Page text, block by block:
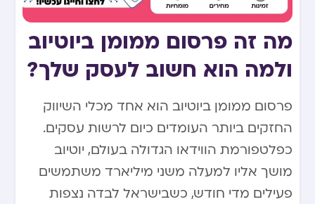
מה זה פרסום ממומן ביוטיוב
ולמה הוא חשוב לעסק שלך?
פרסום ממומן ביוטיוב הוא אחד מכלי השיווק
החזקים ביותר העומדים כיום לרשות עסקים.
כפלטפורמת הווידאו הגדולה בעולם, יוטיוב
מושך אליו למעלה משני מיליארד משתמשים
פעילים מדי חודש, כשבישראל לבדה נצפות